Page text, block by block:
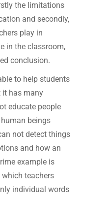
the limitations
and secondly,
play in
in the classroom,
conclusion.
to help students
it has many
educate people
beings
not detect things
and how an
example is
which teachers
individual words